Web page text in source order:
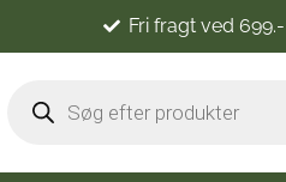
Fri fragt ved 699.-